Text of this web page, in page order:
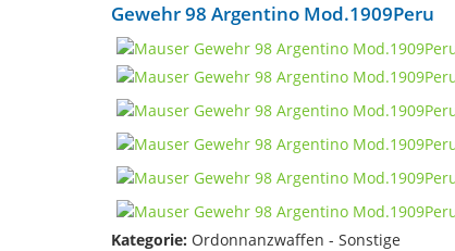
Gewehr 98 Argentino Mod.1909Peru
Kategorie: Ordonnanzwaffen - Sonstige